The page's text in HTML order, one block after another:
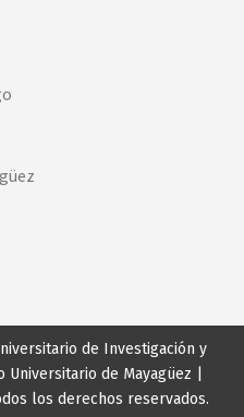
de Investigación y
Universitario de Mayagüez
los derechos reservados.